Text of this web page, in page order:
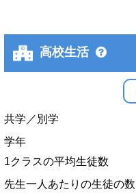
高校生活
共学／別学
学年
1クラスの平均生徒数
先生一人あたりの生徒の数